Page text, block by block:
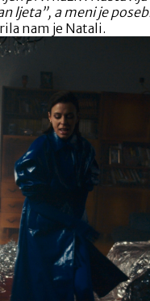
ljeta”, a meni je
nam je Natali.